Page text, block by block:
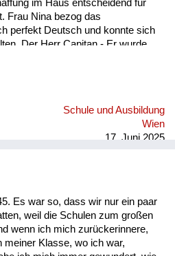
im Haus entscheidend für
Frau Nina bezog das
perfekt Deutsch und konnte sich
Der Herr Capitan - Er wurde
frisch und zogen wieder weiter.
Schule und Ausbildung
Wien
17. Juni 2025
Es war so, dass wir nur ein paar
weil die Schulen zum großen
wenn ich mich zurückerinnere,
Klasse, wo ich war,